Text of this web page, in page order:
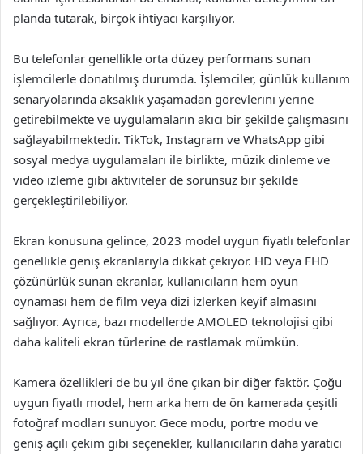
planda tutarak, birçok ihtiyacı karşılıyor.
Bu telefonlar genellikle orta düzey performans sunan
işlemcilerle donatılmış durumda. İşlemciler, günlük kullanım
senaryolarında aksaklık yaşamadan görevlerini yerine
getirebilmekte ve uygulamaların akıcı bir şekilde çalışmasını
sağlayabilmektedir. TikTok, Instagram ve WhatsApp gibi
sosyal medya uygulamaları ile birlikte, müzik dinleme ve
video izleme gibi aktiviteler de sorunsuz bir şekilde
gerçekleştirilebiliyor.
Ekran konusuna gelince, 2023 model uygun fiyatlı telefonlar
genellikle geniş ekranlarıyla dikkat çekiyor. HD veya FHD
çözünürlük sunan ekranlar, kullanıcıların hem oyun
oynaması hem de film veya dizi izlerken keyif almasını
sağlıyor. Ayrıca, bazı modellerde AMOLED teknolojisi gibi
daha kaliteli ekran türlerine de rastlamak mümkün.
Kamera özellikleri de bu yıl öne çıkan bir diğer faktör. Çoğu
uygun fiyatlı model, hem arka hem de ön kamerada çeşitli
fotoğraf modları sunuyor. Gece modu, portre modu ve
geniş açılı çekim gibi seçenekler, kullanıcıların daha yaratıcı